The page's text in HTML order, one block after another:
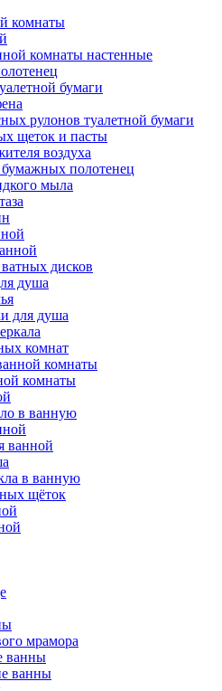
комнаты
комнаты настенные
бумаги
рулонов туалетной бумаги
щеток и пасты
воздуха
полотенец
мыла
дисков
душа
для душа
комнат
комнаты
комнаты
в ванную
ванной
в ванную
щёток
мрамора
ванны
ванны